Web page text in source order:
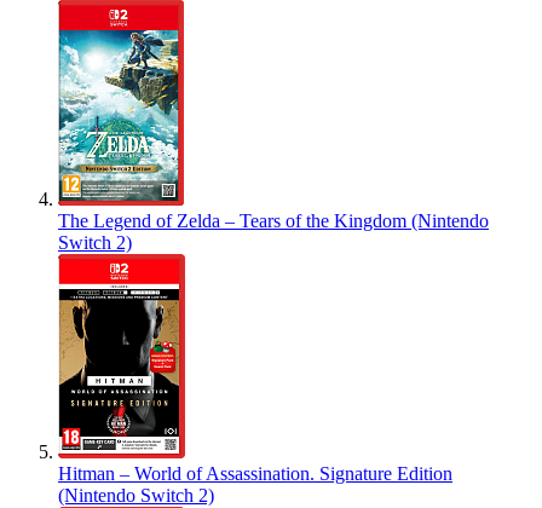
The Legend of Zelda – Tears of the Kingdom (Nintendo
Switch 2)
Hitman – World of Assassination. Signature Edition
(Nintendo Switch 2)